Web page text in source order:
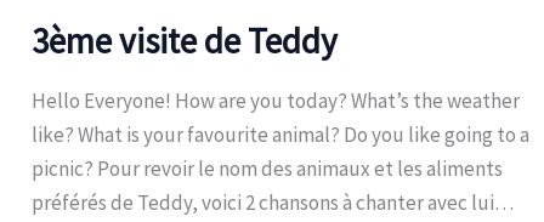
3ème visite de Teddy
Hello Everyone! How are you today? What’s the weather
like? What is your favourite animal? Do you like going to a
picnic? Pour revoir le nom des animaux et les aliments
préférés de Teddy, voici 2 chansons à chanter avec lui…